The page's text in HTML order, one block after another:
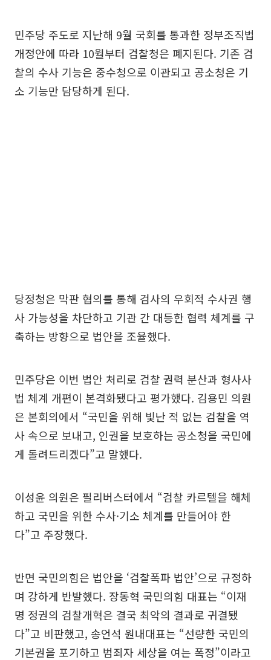
민주당 주도로 지난해 9월 국회를 통과한 정부조직법
개정안에 따라 10월부터 검찰청은 폐지된다. 기존 검
찰의 수사 기능은 중수청으로 이관되고 공소청은 기
소 기능만 담당하게 된다.
당정청은 막판 협의를 통해 검사의 우회적 수사권 행
사 가능성을 차단하고 기관 간 대등한 협력 체계를 구
축하는 방향으로 법안을 조율했다.
민주당은 이번 법안 처리로 검찰 권력 분산과 형사사
법 체계 개편이 본격화됐다고 평가했다. 김용민 의원
은 본회의에서 “국민을 위해 빛난 적 없는 검찰을 역
사 속으로 보내고, 인권을 보호하는 공소청을 국민에
게 돌려드리겠다”고 말했다.
이성윤 의원은 필리버스터에서 “검찰 카르텔을 해체
하고 국민을 위한 수사·기소 체계를 만들어야 한
다”고 주장했다.
반면 국민의힘은 법안을 ‘검찰폭파 법안’으로 규정하
며 강하게 반발했다. 장동혁 국민의힘 대표는 “이재
명 정권의 검찰개혁은 결국 최악의 결과로 귀결됐
다”고 비판했고, 송언석 원내대표는 “선량한 국민의
기본권을 포기하고 범죄자 세상을 여는 폭정”이라고